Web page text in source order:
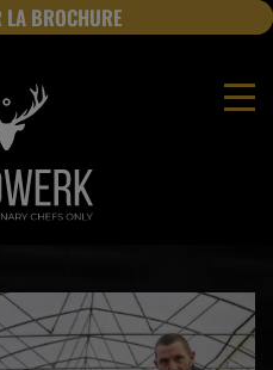
LA BROCHURE